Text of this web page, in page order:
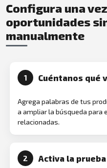
Configura una
oportunidades
manualmente
1 Cuéntanos qué
Agrega palabras de tus
a ampliar la búsqueda para
relacionadas.
2 Activa la